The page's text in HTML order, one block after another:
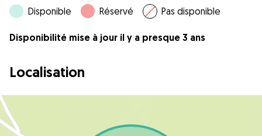
Disponible Réservé Pas disponible
Disponibilité mise à jour il y a presque 3 ans
Localisation